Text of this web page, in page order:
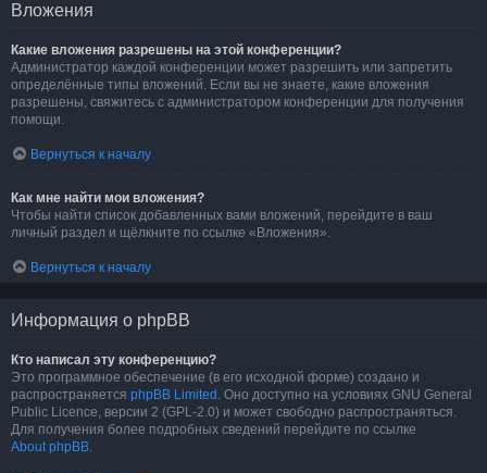
Вложения
Какие вложения разрешены на этой конференции?
Администратор каждой конференции может разрешить или запретить
определённые типы вложений. Если вы не знаете, какие вложения
разрешены, свяжитесь с администратором конференции для получения
помощи.
Вернуться к началу
Как мне найти мои вложения?
Чтобы найти список добавленных вами вложений, перейдите в ваш
личный раздел и щёлкните по ссылке «Вложения».
Вернуться к началу
Информация о phpBB
Кто написал эту конференцию?
Это программное обеспечение (в его исходной форме) создано и
распространяется phpBB Limited . Оно доступно на условиях GNU General
Public Licence, версии 2 (GPL-2.0) и может свободно распространяться.
Для получения более подробных сведений перейдите по ссылке
About phpBB.